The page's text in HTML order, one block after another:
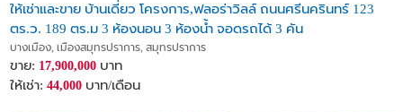
ให้เช่าและขาย บ้านเดี่ยว โครงการ,ฟลอร่าวิลล์ ถนนศรีนครินทร์ 123
ตร.ว. 189 ตร.ม 3 ห้องนอน 3 ห้องน้ำ จอดรถได้ 3 คัน
บางเมือง, เมืองสมุทรปราการ, สมุทรปราการ
ขาย: 17,900,000 บาท
ให้เช่า: 44,000 บาท/เดือน